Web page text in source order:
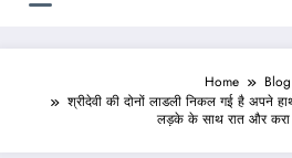
Home
Blog
श्रीदेवी की दोनों लाडली निकल गई है अपने
लड़के के साथ रात और